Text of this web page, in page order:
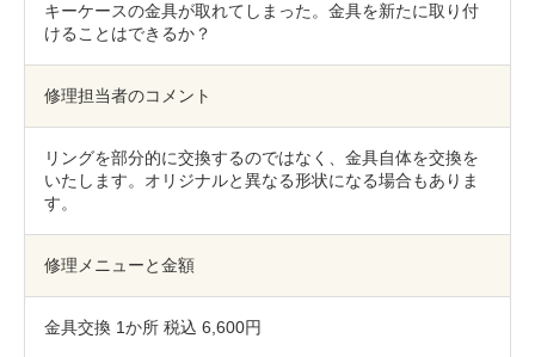
店舗を探す
オンライン修理見積もりサービス（配送修理）
よくあるご質問
お問い合わせ
キーケースの金具が取れてしまった。金具を新たに取り付
けることはできるか？
修理担当者のコメント
リングを部分的に交換するのではなく、金具自体を交換を
いたします。オリジナルと異なる形状になる場合もありま
す。
修理メニューと金額
金具交換 1か所 税込 6,600円